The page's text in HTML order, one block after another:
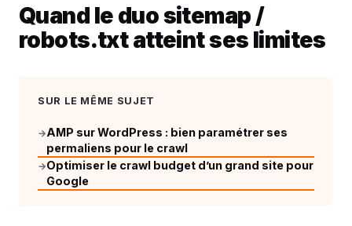
Quand le duo sitemap /
robots.txt atteint ses limites
SUR LE MÊME SUJET
→AMP sur WordPress : bien paramétrer ses
permaliens pour le crawl
→Optimiser le crawl budget d’un grand site pour
Google